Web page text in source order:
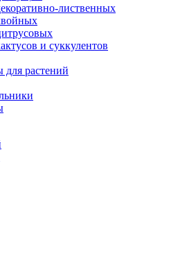
лиственных
и суккулентов
для растений